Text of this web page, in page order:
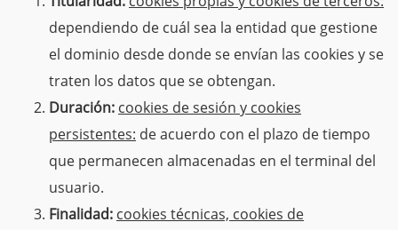
dependiendo de cuál sea la entidad que gestione
el dominio desde donde se envían las cookies y se
traten los datos que se obtengan.
Duración: cookies de sesión y cookies
persistentes: de acuerdo con el plazo de tiempo
que permanecen almacenadas en el terminal del
usuario.
Finalidad: cookies técnicas, cookies de